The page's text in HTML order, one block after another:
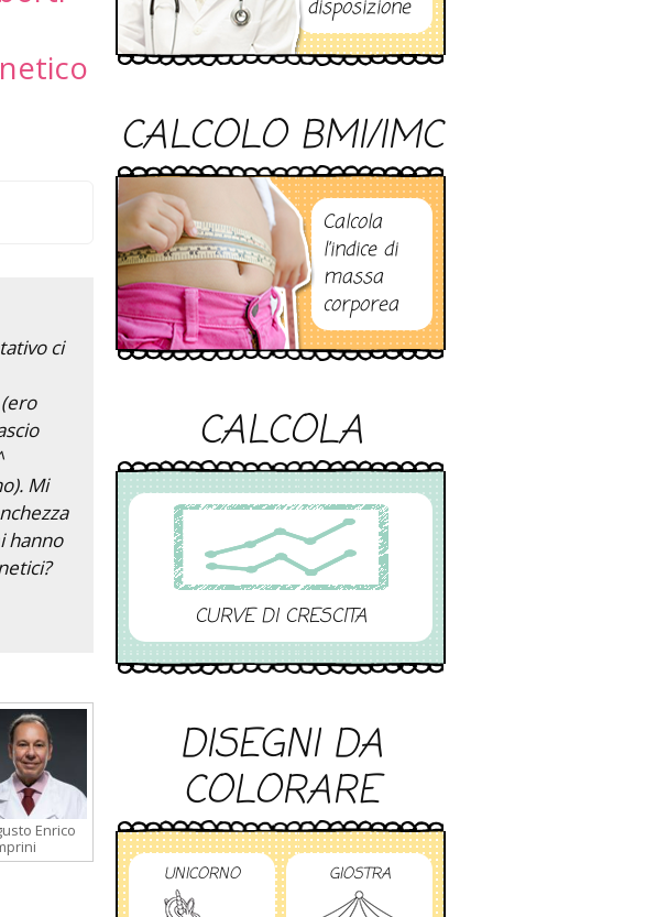
ci
Mi
hanno
Enrico
disposizione
CALCOLO BMI/IMC
Calcola
l’indice di
massa
corporea
CALCOLA
CURVE DI CRESCITA
DISEGNI DA
COLORARE
UNICORNO GIOSTRA